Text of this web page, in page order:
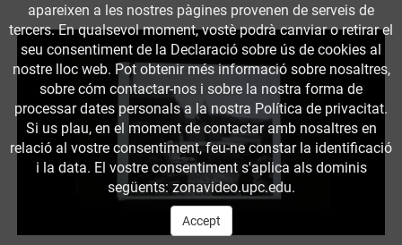
apareixen a les nostres pàgines provenen de serveis de
tercers. En qualsevol moment, vostè podrà canviar o retirar el
seu consentiment de la Declaració sobre ús de cookies al
nostre lloc web. Pot obtenir més informació sobre nosaltres,
sobre cóm contactar-nos i sobre la nostra forma de
processar dates personals a la nostra Política de privacitat.
Si us plau, en el moment de contactar amb nosaltres en
relació al vostre consentiment, feu-ne constar la identificació
i la data. El vostre consentiment s'aplica als dominis
següents: zonavideo.upc.edu.
Accept